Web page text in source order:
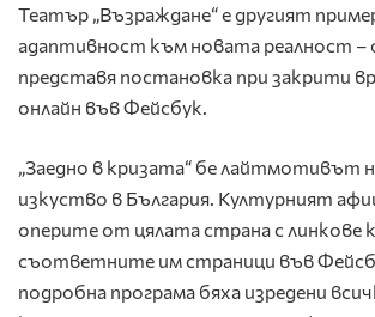
Театър „Възраждане“ е другият
адаптивност към новата реалност –
представя постановка при закрити
онлайн във Фейсбук.
„Заедно в кризата“ бе лайтмотивът
изкуство в България. Културният
оперите от цялата страна с линкове
съответните им страници във
подробна програма бяха изредени